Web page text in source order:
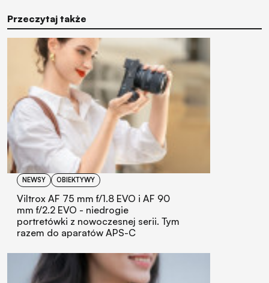
Przeczytaj także
NEWSY OBIEKTYWY
Viltrox AF 75 mm f/1.8 EVO i AF 90
mm f/2.2 EVO - niedrogie
portretówki z nowoczesnej serii. Tym
razem do aparatów APS-C